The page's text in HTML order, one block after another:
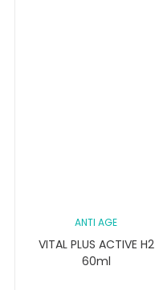
ANTI AGE
VITAL PLUS ACTIVE H2
60ml